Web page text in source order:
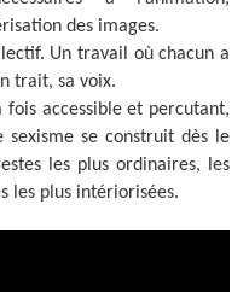
des images.
Un travail où chacun a
trait, sa voix.
accessible et percutant,
se construit dès le
les plus ordinaires, les
les plus intériorisées.